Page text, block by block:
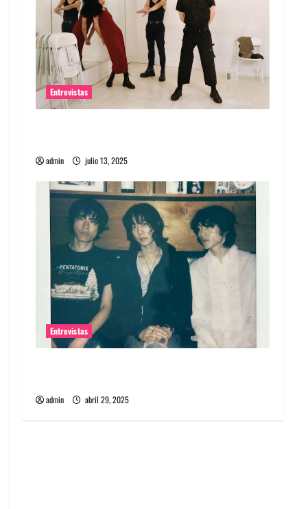
Entrevistas
admin julio 13, 2025
Entrevistas
admin abril 29, 2025